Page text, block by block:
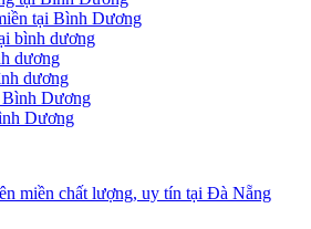
tại Bình Dương
bình dương
dương
dương
Bình Dương
Dương
miền chất lượng, uy tín tại Đà Nẵng